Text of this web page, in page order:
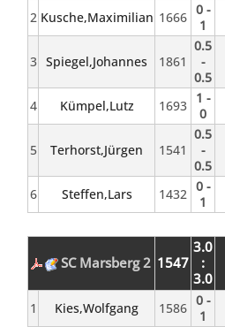
2 Kusche,Maximilian 1666 0 -
1
3 Spiegel,Johannes 1861
0.5
-
0.5
4 Kümpel,Lutz 1693 1 -
0
5 Terhorst,Jürgen 1541
0.5
-
0.5
6 Steffen,Lars 1432 0 -
1
SC Marsberg 2 1547
3.0
:
3.0
1 Kies,Wolfgang 1586 0 -
1